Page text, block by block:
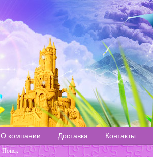
О компании Доставка Контакты
Поиск